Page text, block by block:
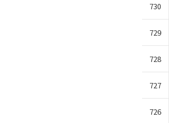
730
729
728
727
726